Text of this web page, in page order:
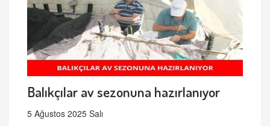
Balıkçılar av sezonuna hazırlanıyor
5 Ağustos 2025 Salı